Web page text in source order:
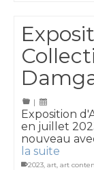
|
Exposition
en juillet
nouveau
la suite
2023, art, art